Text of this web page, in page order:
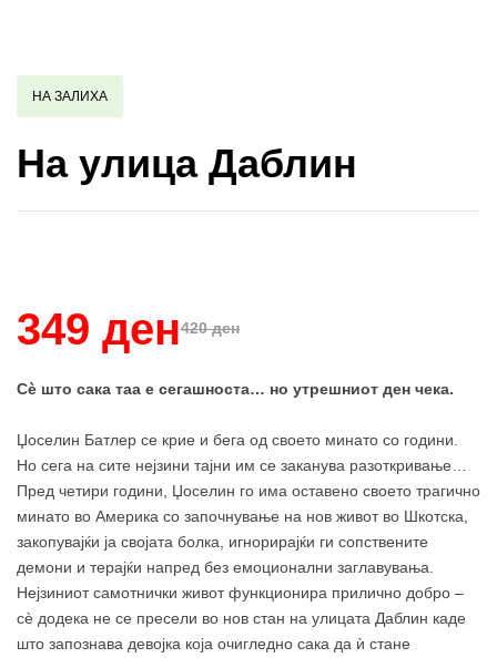
НА ЗАЛИХА
На улица Даблин
420 ден
349 ден
Сè што сака таа е сегашноста… но утрешниот ден чека.
Џоселин Батлер се крие и бега од своето минато со години.
Но сега на сите нејзини тајни им се заканува разоткривање…
Пред четири години, Џоселин го има оставено своето трагично
минато во Америка со започнување на нов живот во Шкотска,
закопувајќи ја својата болка, игнорирајќи ги сопствените
демони и терајќи напред без емоционални заглавувања.
Нејзиниот самотнички живот функционира прилично добро –
сè додека не се пресели во нов стан на улицата Даблин каде
што запознава девојка која очигледно сака да ѝ стане